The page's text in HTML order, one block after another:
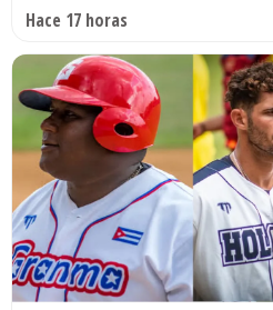
Hace 17 horas